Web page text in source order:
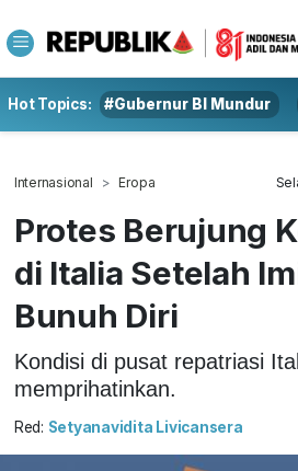
Hot Topics: #Gubernur BI Mundur
Internasional Eropa
Protes Berujung
di Italia Setelah
Bunuh Diri
Kondisi di pusat repatriasi
memprihatinkan.
Red: Setyanavidita Livicansera